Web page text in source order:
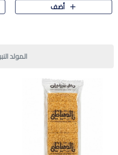
جميل في علبة أنيقة ، في..
أضف
المولد